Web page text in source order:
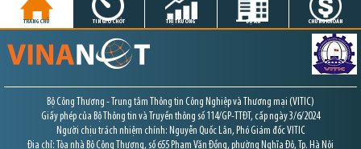
TRANG CHỦ TIN GIỜ CHÓT THỊ TRƯỜNG DỰ ÁN CHỨNG KHOÁN
Bộ Công Thương - Trung tâm Thông tin Công Nghiệp và Thương mại (VITIC)
Giấy phép của Bộ Thông tin và Truyền thông số 114/GP-TTĐT, cấp ngày 3/6/2024
Người chịu trách nhiệm chính: Nguyễn Quốc Lân, Phó Giám đốc VITIC
Địa chỉ: Tòa nhà Bộ Công Thương, số 655 Phạm Văn Đồng, phường Nghĩa Đô, Tp. Hà Nội